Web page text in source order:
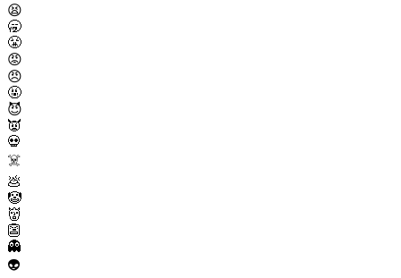
😫
🥱
😤
😡
😠
🤬
😈
👿
💀
☠️
💩
🤡
👹
👺
👻
👽